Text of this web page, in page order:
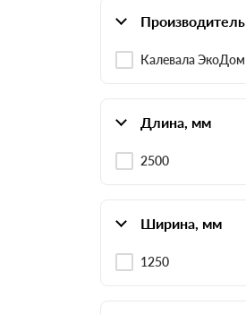
Производитель
Калевала ЭкоДом
Длина, мм
2500
Ширина, мм
1250